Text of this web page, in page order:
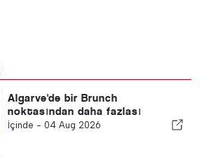
Algarve'de bir Brunch
noktasından daha fazlası
İçinde - 04 Aug 2026